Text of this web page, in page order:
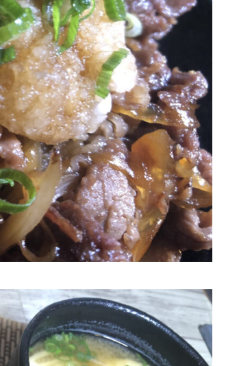
1月
21
2月
21
3月
24 17
5月
18 Posts
6月
15
7月
16
8月
18
9月
16 Posts
10月
10 Posts
11月
15 Posts
12月
1月
26
2月
23
3月
21 25
5月
28 Posts
6月
23
7月
25
8月
31
9月
24 Posts
10月
19 Posts
11月
25 Posts
12月
1月
30
2月
30
3月
32 32
5月
5 Posts
6月
3
7月
1
8月
9月
29 Posts
10月
26 Posts
11月
18 Posts
12月
1月
0
2月
0
3月
0 14
5月
66 Posts
6月
60
7月
58
8月
41
9月
33 Posts
10月
33 Posts
11月
40 Posts
12月